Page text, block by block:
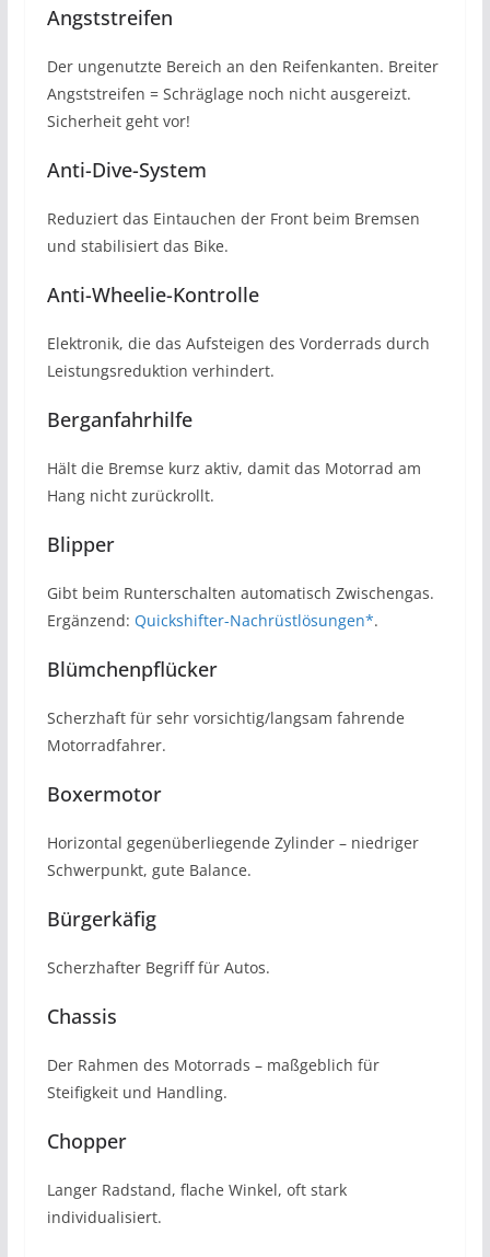
Angststreifen
Der ungenutzte Bereich an den Reifenkanten. Breiter
Angststreifen = Schräglage noch nicht ausgereizt.
Sicherheit geht vor!
Anti-Dive-System
Reduziert das Eintauchen der Front beim Bremsen
und stabilisiert das Bike.
Anti-Wheelie-Kontrolle
Elektronik, die das Aufsteigen des Vorderrads durch
Leistungsreduktion verhindert.
Berganfahrhilfe
Hält die Bremse kurz aktiv, damit das Motorrad am
Hang nicht zurückrollt.
Blipper
Gibt beim Runterschalten automatisch Zwischengas.
Ergänzend: Quickshifter-Nachrüstlösungen*.
Blümchenpflücker
Scherzhaft für sehr vorsichtig/langsam fahrende
Motorradfahrer.
Boxermotor
Horizontal gegenüberliegende Zylinder – niedriger
Schwerpunkt, gute Balance.
Bürgerkäfig
Scherzhafter Begriff für Autos.
Chassis
Der Rahmen des Motorrads – maßgeblich für
Steifigkeit und Handling.
Chopper
Langer Radstand, flache Winkel, oft stark
individualisiert.